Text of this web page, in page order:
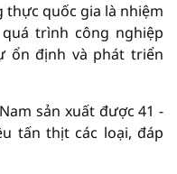
thực quốc gia là nhiệm
trình công nghiệp
ổn định và phát triển
sản xuất được 41 -
tấn thịt các loại, đáp